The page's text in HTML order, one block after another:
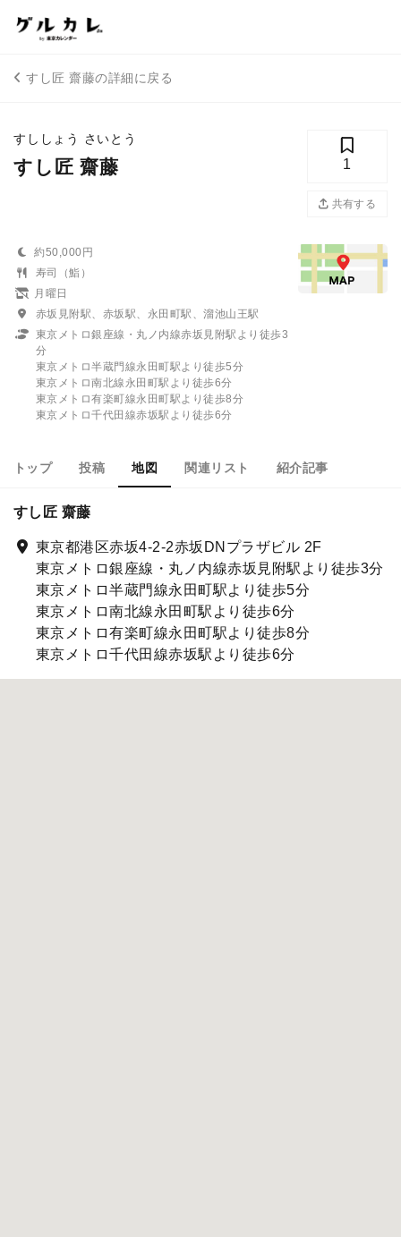
すし匠 齋藤の詳細に戻る
すししょう さいとう
すし匠 齋藤 1
共有する
約50,000円
寿司（鮨）
月曜日
赤坂見附駅、赤坂駅、永田町駅、溜池山王駅
東京メトロ銀座線・丸ノ内線赤坂見附駅より徒歩3
分
東京メトロ半蔵門線永田町駅より徒歩5分
東京メトロ南北線永田町駅より徒歩6分
東京メトロ有楽町線永田町駅より徒歩8分
東京メトロ千代田線赤坂駅より徒歩6分
トップ 投稿 地図 関連リスト 紹介記事
すし匠 齋藤
東京都港区赤坂4-2-2赤坂DNプラザビル 2F
東京メトロ銀座線・丸ノ内線赤坂見附駅より徒歩3分
東京メトロ半蔵門線永田町駅より徒歩5分
東京メトロ南北線永田町駅より徒歩6分
東京メトロ有楽町線永田町駅より徒歩8分
東京メトロ千代田線赤坂駅より徒歩6分